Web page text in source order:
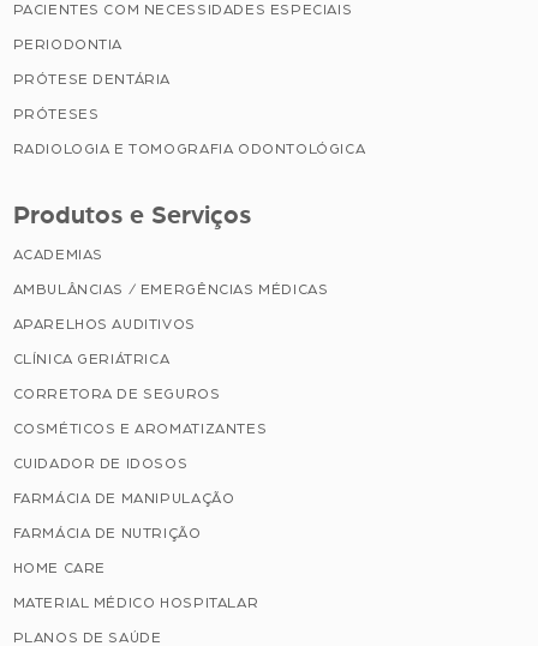
PACIENTES COM NECESSIDADES ESPECIAIS
PERIODONTIA
PRÓTESE DENTÁRIA
PRÓTESES
RADIOLOGIA E TOMOGRAFIA ODONTOLÓGICA
Produtos e Serviços
ACADEMIAS
AMBULÂNCIAS / EMERGÊNCIAS MÉDICAS
APARELHOS AUDITIVOS
CLÍNICA GERIÁTRICA
CORRETORA DE SEGUROS
COSMÉTICOS E AROMATIZANTES
CUIDADOR DE IDOSOS
FARMÁCIA DE MANIPULAÇÃO
FARMÁCIA DE NUTRIÇÃO
HOME CARE
MATERIAL MÉDICO HOSPITALAR
PLANOS DE SAÚDE